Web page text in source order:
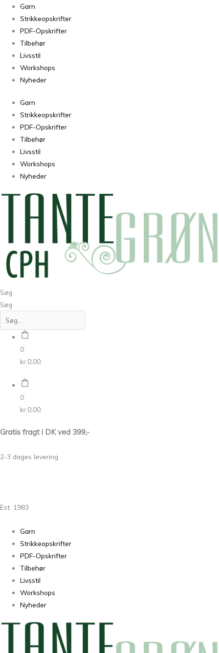
Garn
Strikkeopskrifter
PDF-Opskrifter
Tilbehør
Livsstil
Workshops
Nyheder
Garn
Strikkeopskrifter
PDF-Opskrifter
Tilbehør
Livsstil
Workshops
Nyheder
Søg
Søg
0
kr. 0,00
0
kr. 0,00
Gratis fragt i DK ved 399,-
2-3 dages levering
Est. 1983
Garn
Strikkeopskrifter
PDF-Opskrifter
Tilbehør
Livsstil
Workshops
Nyheder
Alpaca
FARVE
antal